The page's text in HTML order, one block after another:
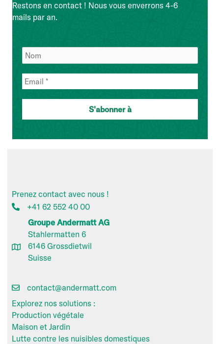
Restons en contact ! Nous vous enverrons 4-6
mails par an.
Prenez contact avec nous !
+41 62 552 40 00
Groupe Andermatt AG
Stahlermatten 6
6146 Grossdietwil
Suisse
contact@andermatt.com
Explorez nos solutions :
Production végétale
Maison et Jardin
Lutte contre les nuisibles domestiques